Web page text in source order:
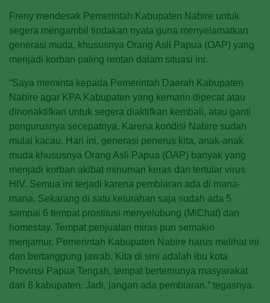
Freny mendesak Pemerintah Kabupaten Nabire untuk
segera mengambil tindakan nyata guna menyelamatkan
generasi muda, khususnya Orang Asli Papua (OAP) yang
menjadi korban paling rentan dalam situasi ini.
“Saya meminta kepada Pemerintah Daerah Kabupaten
Nabire agar KPA Kabupaten yang kemarin dipecat atau
dinonaktifkan untuk segera diaktifkan kembali, atau ganti
pengurusnya secepatnya. Karena kondisi Nabire sudah
mulai kacau. Hari ini, generasi penerus kita, anak-anak
muda khususnya Orang Asli Papua (OAP) banyak yang
menjadi korban akibat minuman keras dan tertular virus
HIV. Semua ini terjadi karena pembiaran ada di mana-
mana. Sekarang di satu kelurahan saja sudah ada 5
sampai 6 tempat prostitusi menyelubung (MiChat) dan
homestay. Tempat penjualan miras pun semakin
menjamur. Pemerintah Kabupaten Nabire harus melihat ini
dan bertanggung jawab. Kita di sini adalah ibu kota
Provinsi Papua Tengah, tempat bertemunya masyarakat
dari 8 kabupaten. Jadi, jangan ada pembiaran,” tegasnya.